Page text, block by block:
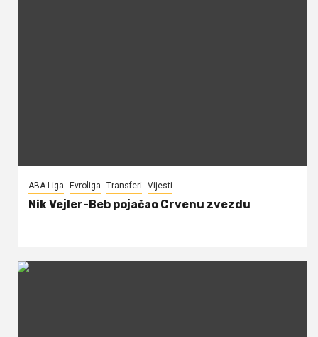
ABA Liga Evroliga Transferi Vijesti
Nik Vejler-Beb pojačao Crvenu zvezdu